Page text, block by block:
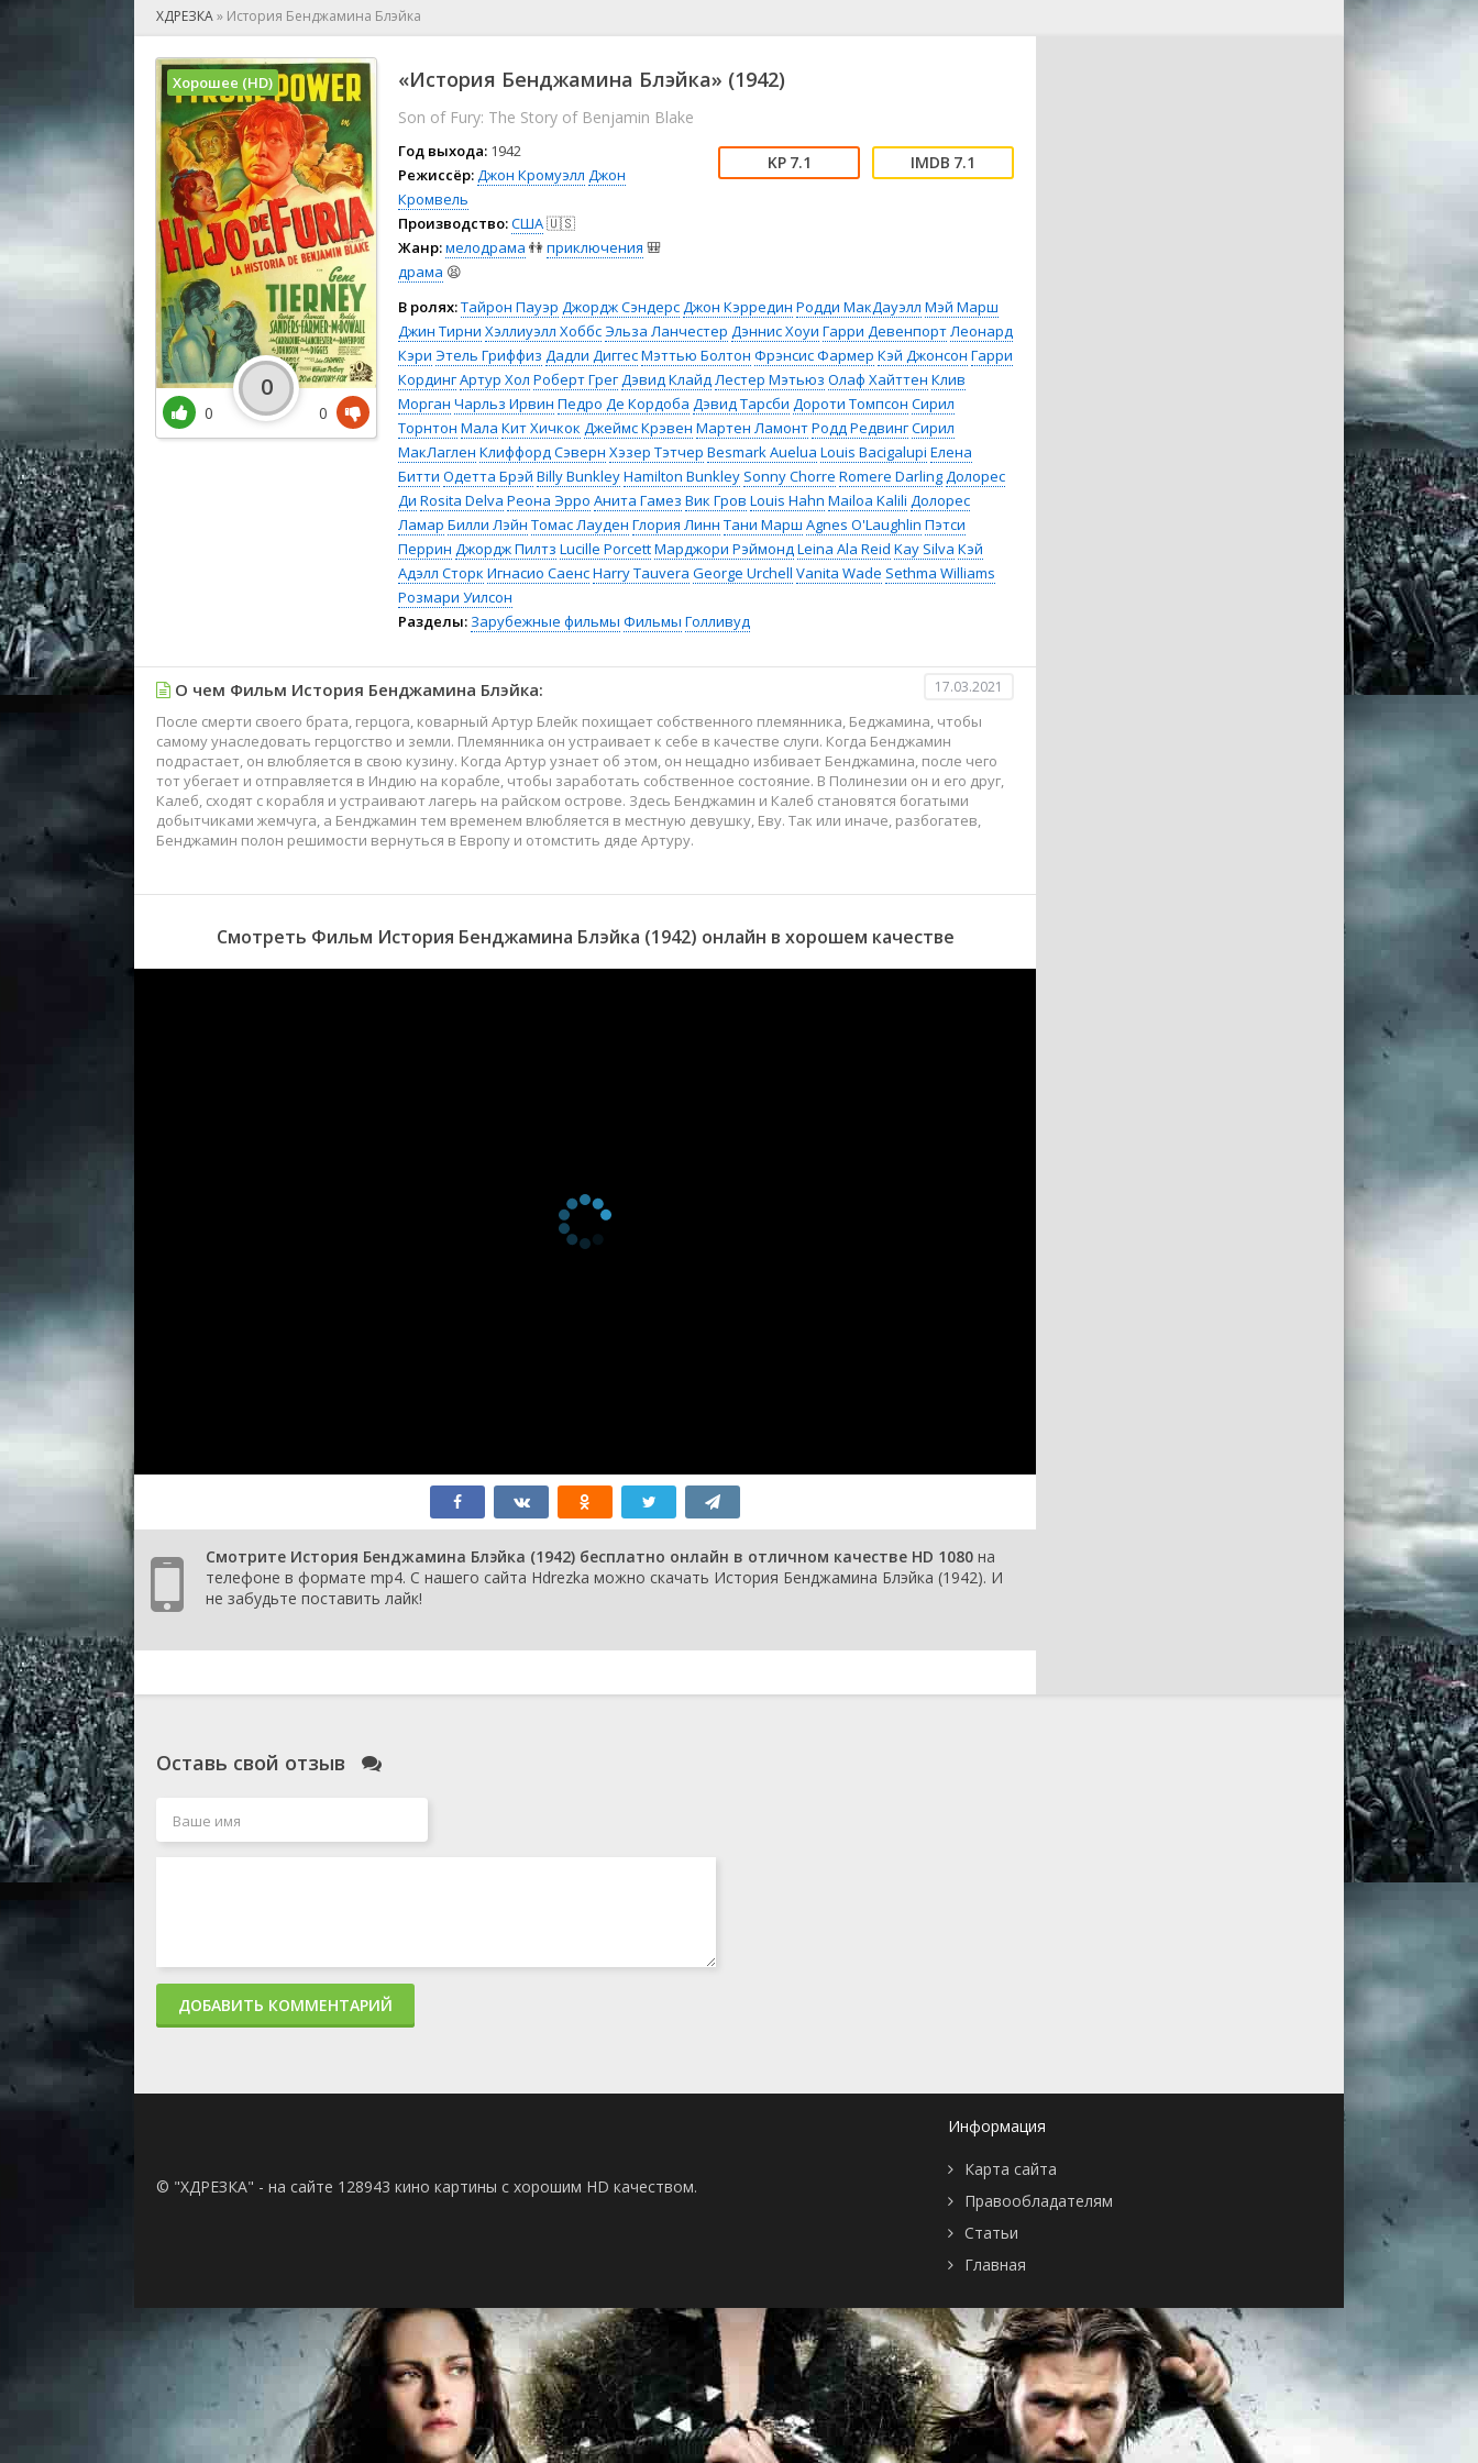
🕺 Мюзикл
👨‍💼 Новости
👨‍💻 Реальное тв
👨‍👩‍👧‍👦 Семейный
🎤 Ток-шоу
😱 Ужасы
🧙‍♀️ Фантастика
🤠 Фильм-нуар
🧝‍♂️ Фэнтези
🏅 Церемония
ХДРЕЗКА» История Бенджамина Блэйка
«История Бенджамина Блэйка» (1942)
Son of Fury: The Story of Benjamin Blake
Год выхода: 1942
Режиссёр:Джон Кромуэлл Джон
Кромвель
Производство:США🇺🇸
Жанр:мелодрама 👫приключения 🎒
драма 😫
7.1 7.1
В ролях:Тайрон Пауэр Джордж СэндерсДжон Кэрредин Родди МакДауэлл Мэй Марш
Джин Тирни Хэллиуэлл ХоббсЭльза Ланчестер Дэннис Хоуи Гарри ДевенпортЛеонард
Кэри Этель Гриффиз Дадли ДиггесМэттью Болтон Фрэнсис Фармер Кэй Джонсон Гарри
КордингАртур Хол Роберт ГрегДэвид КлайдЛестер Мэтьюз Олаф Хайттен Клив
Морган Чарльз Ирвин Педро Де Кордоба Дэвид Тарсби Дороти Томпсон Сирил
Торнтон Мала Кит Хичкок Джеймс Крэвен Мартен ЛамонтРодд РедвингСирил
МакЛаглен Клиффорд Сэверн Хэзер Тэтчер Besmark Auelua Louis Bacigalupi Елена
Битти Одетта Брэй Billy BunkleyHamilton Bunkley Sonny Chorre Romere DarlingДолорес
Ди Rosita Delva Реона Эрро Анита Гамез Вик Гров Louis Hahn Mailoa Kalili Долорес
Ламар Билли Лэйн Томас Лауден Глория Линн Тани Марш Agnes O'Laughlin Пэтси
Перрин Джордж Пилтз Lucille PorcettМарджори РэймондLeina Ala Reid Kay Silva Кэй
Адэлл Сторк Игнасио СаенсHarry Tauvera George Urchell Vanita Wade Sethma Williams
Розмари Уилсон
Разделы: Зарубежные фильмы Фильмы Голливуд
Хорошее (HD)
0
0
0
О чем Фильм История Бенджамина Блэйка: 17.03.2021
После смерти своего брата, герцога, коварный Артур Блейк похищает собственного племянника, Беджамина, чтобы
самому унаследовать герцогство и земли. Племянника он устраивает к себе в качестве слуги. Когда Бенджамин
подрастает, он влюбляется в свою кузину. Когда Артур узнает об этом, он нещадно избивает Бенджамина, после чего
тот убегает и отправляется в Индию на корабле, чтобы заработать собственное состояние. В Полинезии он и его друг,
Калеб, сходят с корабля и устраивают лагерь на райском острове. Здесь Бенджамин и Калеб становятся богатыми
добытчиками жемчуга, а Бенджамин тем временем влюбляется в местную девушку, Еву. Так или иначе, разбогатев,
Бенджамин полон решимости вернуться в Европу и отомстить дяде Артуру.
Смотреть Фильм История Бенджамина Блэйка (1942) онлайн в хорошем качестве
Смотрите История Бенджамина Блэйка (1942) бесплатно онлайн в отличном качестве HD 1080 на
телефоне в формате mp4. С нашего сайта Hdrezka можно скачать История Бенджамина Блэйка (1942). И
не забудьте поставить лайк!
Оставь свой отзыв
ДОБАВИТЬ КОММЕНТАРИЙ
© "ХДРЕЗКА" - на сайте 128943 кино картины с хорошим HD качеством.
Информация
Карта сайта
Правообладателям
Статьи
Главная